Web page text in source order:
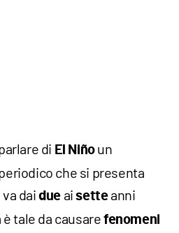
di El Niñoun
che si presenta
va daidue aisetteanni
è tale da causarefenomeni